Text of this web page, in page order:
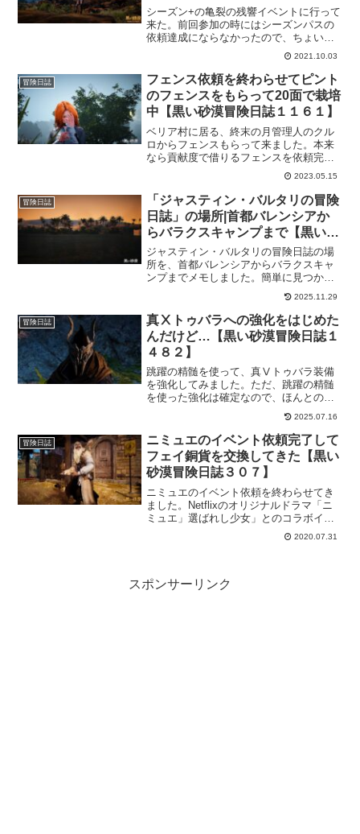
【黒い砂漠冒険日誌６６３】
シーズン+の亀裂の残響イベントに行って
来た。前回参加の時にはシーズンパスの
依頼達成にならなかったので、ちょいと
進めて亀裂の残響終わったら次に進める
状態で挑戦。あれ？ほんとに亀裂の残響
に参加した？って結果になってしまった
けど、そんなに甘くないんだねｗ
2021.10.03
冒険日誌
フェンス依頼を終わらせてピント
のフェンスをもらって20面で栽培
中【黒い砂漠冒険日誌１１６１】
ベリア村に居る、終末の月管理人のクル
ロからフェンスもらって来ました。本来
なら貢献度で借りるフェンスを依頼完了
でもらえる素敵な依頼です！貢献度が要
らなくて依頼完了でフェンスをもらえる
ならやるしかない！ってことで、フェン
スも手に入れたので20面で栽培中ｗ
2023.05.15
冒険日誌
「ジャスティン・バルタリの冒険
日誌」の場所|首都バレンシアか
らバラクスキャンプまで【黒い砂
漠冒険日誌１７０７】
ジャスティン・バルタリの冒険日誌の場
所を、首都バレンシアからバラクスキャ
ンプまでメモしました。簡単に見つかる
ものから「どうやってそこにいくねん
っ！」と思うものまで、なかなか辛いけ
ど楽しめています。半分超えて来たので
もう少し頑張ります！
2025.11.29
冒険日誌
真Ⅹトゥバラへの強化をはじめた
んだけど…【黒い砂漠冒険日誌１
４８２】
跳躍の精髄を使って、真Ⅴトゥバラ装備
を強化してみました。ただ、跳躍の精髄
を使った強化は確定なので、ほんとの強
化はそこからが本番。ところが武器はま
だしも、アクセに関しては完全に行き詰
まりです。なので、トゥバラ武器を先に
強化していくことにしました。
2025.07.16
冒険日誌
ニミュエのイベント依頼完了して
フェイ銅貨を交換してきた【黒い
砂漠冒険日誌３０７】
ニミュエのイベント依頼を終わらせてき
ました。Netflixのオリジナルドラマ「ニ
ミュエ」選ばれし少女」とのコラボイベ
ント。カルフェオンとタリフを行き来し
て、赤の騎士たちと戦い？ニミュエが元
すけどｗ
2020.07.31
スポンサーリンク